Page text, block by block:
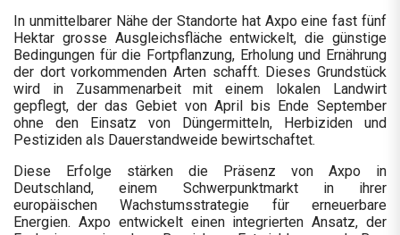
In unmittelbarer Nähe der Standorte hat Axpo eine fast fünf
Hektar grosse Ausgleichsfläche entwickelt, die günstige
Bedingungen für die Fortpflanzung, Erholung und Ernährung
der dort vorkommenden Arten schafft. Dieses Grundstück
wird in Zusammenarbeit mit einem lokalen Landwirt
gepflegt, der das Gebiet von April bis Ende September
ohne den Einsatz von Düngermitteln, Herbiziden und
Pestiziden als Dauerstandweide bewirtschaftet.
Diese Erfolge stärken die Präsenz von Axpo in
Deutschland, einem Schwerpunktmarkt in ihrer
europäischen Wachstumsstrategie für erneuerbare
Energien. Axpo entwickelt einen integrierten Ansatz, der